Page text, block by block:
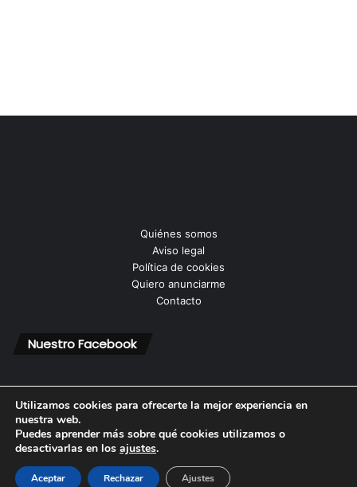
Quiénes somos
Aviso legal
Política de cookies
Quiero anunciarme
Contacto
Nuestro Facebook
© Copyright 2026, Todos los derechos reservados |
Utilizamos cookies para ofrecerte la mejor experiencia en
nuestra web.
Puedes aprender más sobre qué cookies utilizamos o
desactivarlas en los ajustes.
Aceptar Rechazar Ajustes